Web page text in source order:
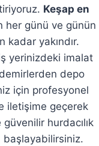
Keşap en
her günü ve günün
yakındır.
yerinizdeki imalat
depo
için profesyonel
iletişime geçerek
hurdacılık
başlayabilirsiniz.